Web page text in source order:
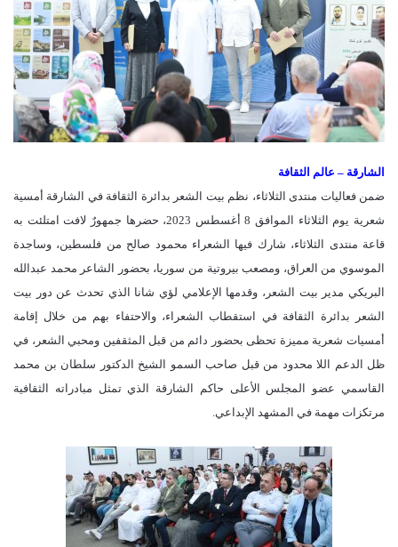
الشارقة – عالم الثقافة
ضمن فعاليات منتدى الثلاثاء، نظم بيت الشعر بدائرة الثقافة في الشارقة أمسية
شعرية يوم الثلاثاء الموافق 8 أغسطس 2023، حضرها جمهورٌ لافت امتلئت به
قاعة منتدى الثلاثاء، شارك فيها الشعراء محمود صالح من فلسطين، وساجدة
الموسوي من العراق، ومصعب بيروتية من سوريا، بحضور الشاعر محمد عبدالله
البريكي مدير بيت الشعر، وقدمها الإعلامي لؤي شانا الذي تحدث عن دور بيت
الشعر بدائرة الثقافة في استقطاب الشعراء، والاحتفاء بهم من خلال إقامة
أمسيات شعرية مميزة تحظى بحضور دائم من قبل المثقفين ومحبي الشعر، في
ظل الدعم اللا محدود من قبل صاحب السمو الشيخ الدكتور سلطان بن محمد
القاسمي عضو المجلس الأعلى حاكم الشارقة الذي تمثل مبادراته الثقافية
مرتكزات مهمة في المشهد الإبداعي.